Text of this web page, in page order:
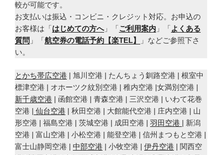
較が可能です。
お支払いは振込・コンビニ・クレジット対応。お申込の
お客様は「はじめての方へ」「ご利用案内 」「よくある
質問 」「航空券の電話予約【楽TEL】
」などご参照下さ
い。
とかち帯広空港 | 旭川空港 | たんちょう釧路空港 | 根室中
標津空港 | オホーツク紋別空港 | 稚内空港 |女満別空港 |
新千歳空港 | 函館空港 | 青森空港 | 三沢空港 | いわて花巻
空港 | 仙台空港 | 秋田空港 | 大館能代空港 | 庄内空港 | 山
形空港 | 福島空港 | 茨城空港 | 成田空港 | 羽田空港 | 新潟
空港 | 富山空港 | 小松空港 | 能登空港 | 信州まつもと空港 |
富士山静岡空港 | 中部空港 | 小牧空港 | 伊丹空港 | 関西空